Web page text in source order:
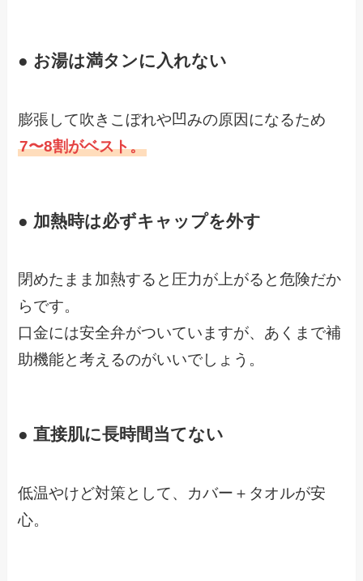
● お湯は満タンに入れない
膨張して吹きこぼれや凹みの原因になるため
7〜8割がベスト。
● 加熱時は必ずキャップを外す
閉めたまま加熱すると圧力が上がると危険だか
らです。
口金には安全弁がついていますが、あくまで補
助機能と考えるのがいいでしょう。
● 直接肌に長時間当てない
低温やけど対策として、カバー＋タオルが安
心。